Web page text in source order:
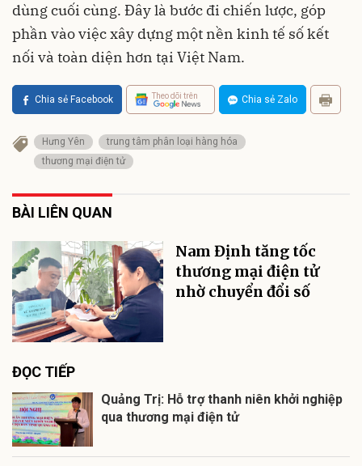
dùng cuối cùng. Đây là bước đi chiến lược, góp
phần vào việc xây dựng một nền kinh tế số kết
nối và toàn diện hơn tại Việt Nam.
Chia sẻ Facebook Theo dõi trên Chia sẻ Zalo
Hưng Yên
trung tâm phân loại hàng hóa
thương mại điện tử
BÀI LIÊN QUAN
Nam Định tăng tốc
thương mại điện tử
nhờ chuyển đổi số
ĐỌC TIẾP
Quảng Trị: Hỗ trợ thanh niên khởi nghiệp
qua thương mại điện tử